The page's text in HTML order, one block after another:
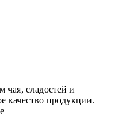
сладостей и
качество продукции.